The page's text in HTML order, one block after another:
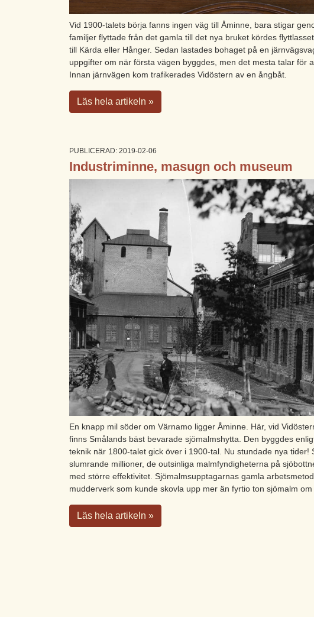
Vid 1900-talets börja fanns ingen väg till Åminne, bara stigar
familjer flyttade från det gamla till det nya bruket kördes
till Kärda eller Hånger. Sedan lastades bohaget på en
uppgifter om när första vägen byggdes, men det mesta talar för
Innan järnvägen kom trafikerades Vidöstern av en ångbåt.
Läs hela artikeln »
PUBLICERAD: 2019-02-06
Industriminne, masugn och museum
En knapp mil söder om Värnamo ligger Åminne. Här, vid
finns Smålands bäst bevarade sjömalmshytta. Den byggdes
teknik när 1800-talet gick över i 1900-tal. Nu stundade nya tider!
slumrande millioner, de outsinliga malmfyndigheterna på
med större effektivitet. Sjömalmsupptagarnas gamla
mudderverk som kunde skovla upp mer än fyrtio ton sjömalm om
Läs hela artikeln »